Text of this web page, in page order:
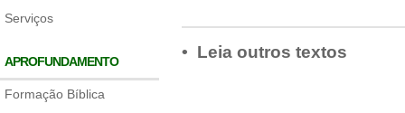
Serviços
APROFUNDAMENTO
Formação Bíblica
• Leia outros textos